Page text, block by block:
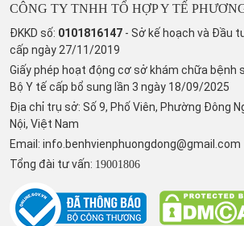
CÔNG TY TNHH TỔ HỢP Y TẾ
ĐKKD số: 0101816147 - Sở kế hoạch và Đầu
cấp ngày 27/11/2019
Giấy phép hoạt động cơ sở khám chữa bệnh
Bộ Y tế cấp bổ sung lần 3 ngày 18/09/2025
Địa chỉ trụ sở: Số 9, Phố Viên, Phường Đông
Nội, Việt Nam
Email: info.benhvienphuongdong@gmail.com
Tổng đài tư vấn: 19001806